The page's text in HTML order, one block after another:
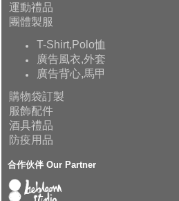
運動禮品
團體製服
T-Shirt,Polo恤
廣告風衣,外套
廣告背心,馬甲
購物袋訂製
服飾配件
酒具禮品
防疫用品
合作伙伴 Our Partner